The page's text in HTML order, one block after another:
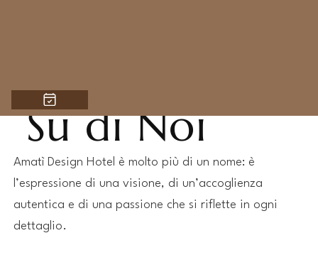
Su di Noi
Amatì Design Hotel è molto più di un nome: è
l’espressione di una visione, di un’accoglienza
autentica e di una passione che si riflette in ogni
dettaglio.